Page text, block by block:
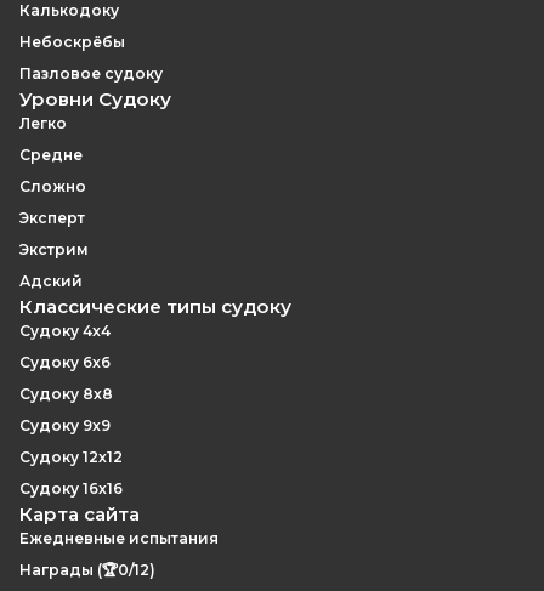
Калькодоку
Небоскрёбы
Пазловое судоку
Уровни Судоку
Легко
Средне
Сложно
Эксперт
Экстрим
Адский
Классические типы судоку
Судоку 4x4
Судоку 6x6
Судоку 8x8
Судоку 9x9
Судоку 12x12
Судоку 16x16
Карта сайта
Ежедневные испытания
Награды (🏆0/12)